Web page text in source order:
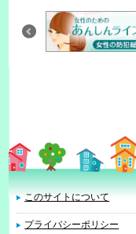
このサイトについて
プライバシーポリシー